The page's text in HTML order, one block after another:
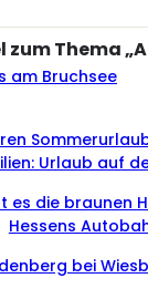
zum Thema
am Bruchsee
Urlaub auf
es die braunen
Hessens
bei